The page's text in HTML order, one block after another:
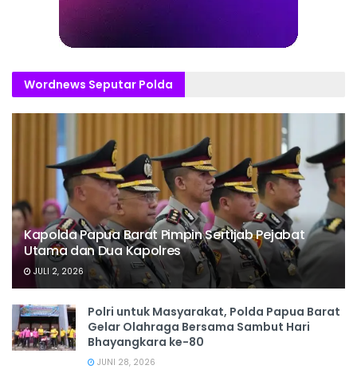
Wordnews Seputar Polda
Kapolda Papua Barat Pimpin Sertijab Pejabat
Utama dan Dua Kapolres
JULI 2, 2026
Polri untuk Masyarakat, Polda Papua Barat
Gelar Olahraga Bersama Sambut Hari
Bhayangkara ke-80
JUNI 28, 2026